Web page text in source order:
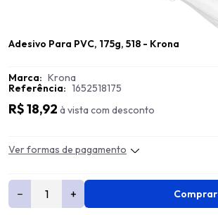
Adesivo Para PVC, 175g, 518 - Krona
Marca: Krona
Referência: 1652518175
R$ 18,92 à vista com desconto
Ver formas de pagamento
− + Comprar